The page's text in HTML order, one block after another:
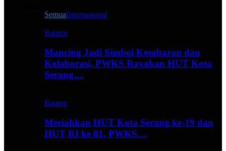
SemuaInternasional
Banten
Mancing Jadi Simbol Kesabaran dan
Kolaborasi, PWKS Rayakan HUT Kota
Serang…
Banten
Meriahkan HUT Kota Serang ke-19 dan
HUT RI ke 81, PWKS…